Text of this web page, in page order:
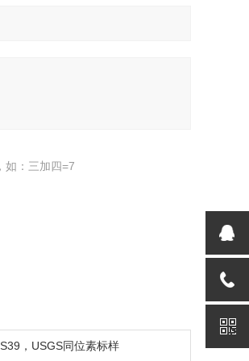
如：三加四=7
，USGS同位素标样